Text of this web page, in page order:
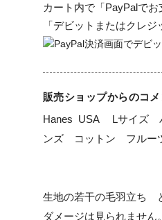
カート内で「PayPalで
「デビットまたはクレ
販売ショップからのコメ
Hanes  USA 　Lサイズ
ンズ　コットン　フル
生地の若干の毛羽立ち　
ダメージは見られません